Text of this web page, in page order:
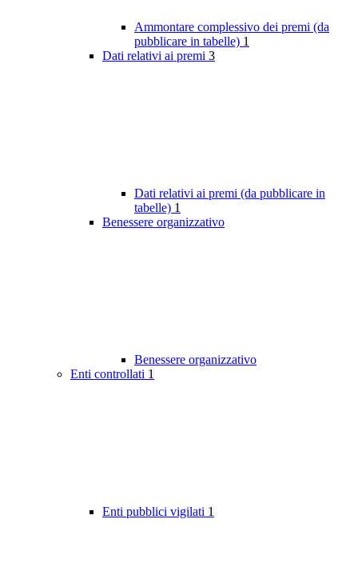
Ammontare complessivo dei premi (da
pubblicare in tabelle) 1
Dati relativi ai premi 3
Dati relativi ai premi (da pubblicare in
tabelle) 1
Benessere organizzativo
Benessere organizzativo
Enti controllati 1
Enti pubblici vigilati 1